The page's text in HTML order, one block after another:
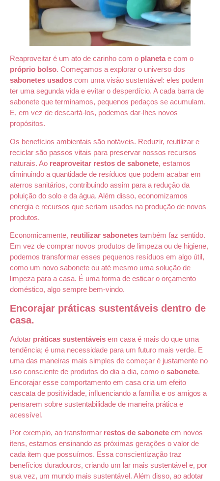
Reaproveitar é um ato de carinho com o planeta e com o
próprio bolso. Começamos a explorar o universo dos
sabonetes usados com uma visão sustentável: eles podem
ter uma segunda vida e evitar o desperdício. A cada barra de
sabonete que terminamos, pequenos pedaços se acumulam.
E, em vez de descartá-los, podemos dar-lhes novos
propósitos.
Os benefícios ambientais são notáveis. Reduzir, reutilizar e
reciclar são passos vitais para preservar nossos recursos
naturais. Ao reaproveitar restos de sabonete, estamos
diminuindo a quantidade de resíduos que podem acabar em
aterros sanitários, contribuindo assim para a redução da
poluição do solo e da água. Além disso, economizamos
energia e recursos que seriam usados na produção de novos
produtos.
Economicamente, reutilizar sabonetes também faz sentido.
Em vez de comprar novos produtos de limpeza ou de higiene,
podemos transformar esses pequenos resíduos em algo útil,
como um novo sabonete ou até mesmo uma solução de
limpeza para a casa. É uma forma de esticar o orçamento
doméstico, algo sempre bem-vindo.
Encorajar práticas sustentáveis dentro de
casa.
Adotar práticas sustentáveis em casa é mais do que uma
tendência; é uma necessidade para um futuro mais verde. E
uma das maneiras mais simples de começar é justamente no
uso consciente de produtos do dia a dia, como o sabonete.
Encorajar esse comportamento em casa cria um efeito
cascata de positividade, influenciando a família e os amigos a
pensarem sobre sustentabilidade de maneira prática e
acessível.
Por exemplo, ao transformar restos de sabonete em novos
itens, estamos ensinando as próximas gerações o valor de
cada item que possuímos. Essa conscientização traz
benefícios duradouros, criando um lar mais sustentável e, por
sua vez, um mundo mais sustentável. Além disso, ao adotar